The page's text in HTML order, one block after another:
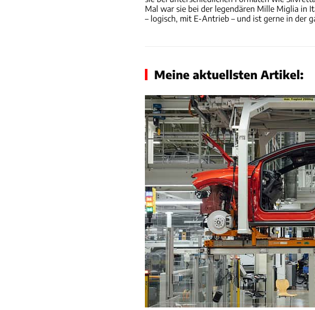
Mal war sie bei der legendären Mille Miglia in
– logisch, mit E-Antrieb – und ist gerne in der
Meine aktuellsten Artikel: